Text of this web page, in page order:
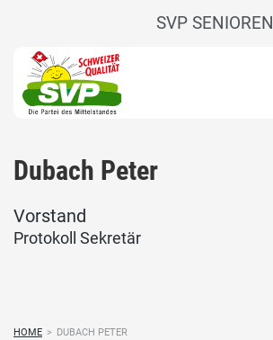
SVP SENIOREN
Dubach Peter
Vorstand
Protokoll Sekretär
HOME > DUBACH PETER